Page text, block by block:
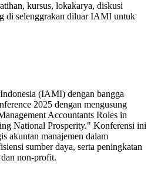
kursus, lokakarya, diskusi
di selenggrakan diluar IAMI untuk
(IAMI) dengan bangga
2025 dengan mengusung
Accountants Roles in
National Prosperity." Konferensi ini
akuntan manajemen dalam
sumber daya, serta peningkatan
non-profit.